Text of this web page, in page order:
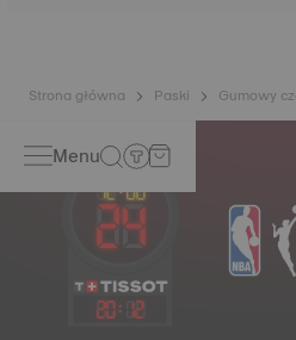
Strona główna Paski Gumowy
Menu
20: 12